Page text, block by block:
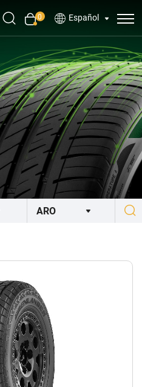
0 Español